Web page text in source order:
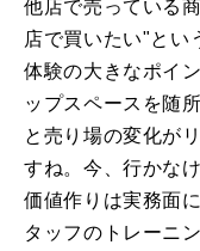
他店で売っている
店で買いたい"とい
体験の大きなポイ
ップスペースを随
と売り場の変化が
すね。今、行かな
価値作りは実務面
タッフのトレーニ